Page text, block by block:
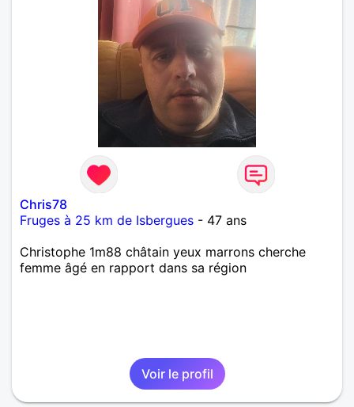
Chris78
Fruges à 25 km de Isbergues - 47 ans
Christophe 1m88 châtain yeux marrons cherche
femme âgé en rapport dans sa région
Voir le profil